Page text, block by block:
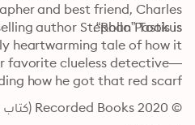
“Rollo” Tookus.
favorite clueless detective—
how he got that red scarf!
© 2020 Recorded Books (كتاب صوتي): 9781980098089